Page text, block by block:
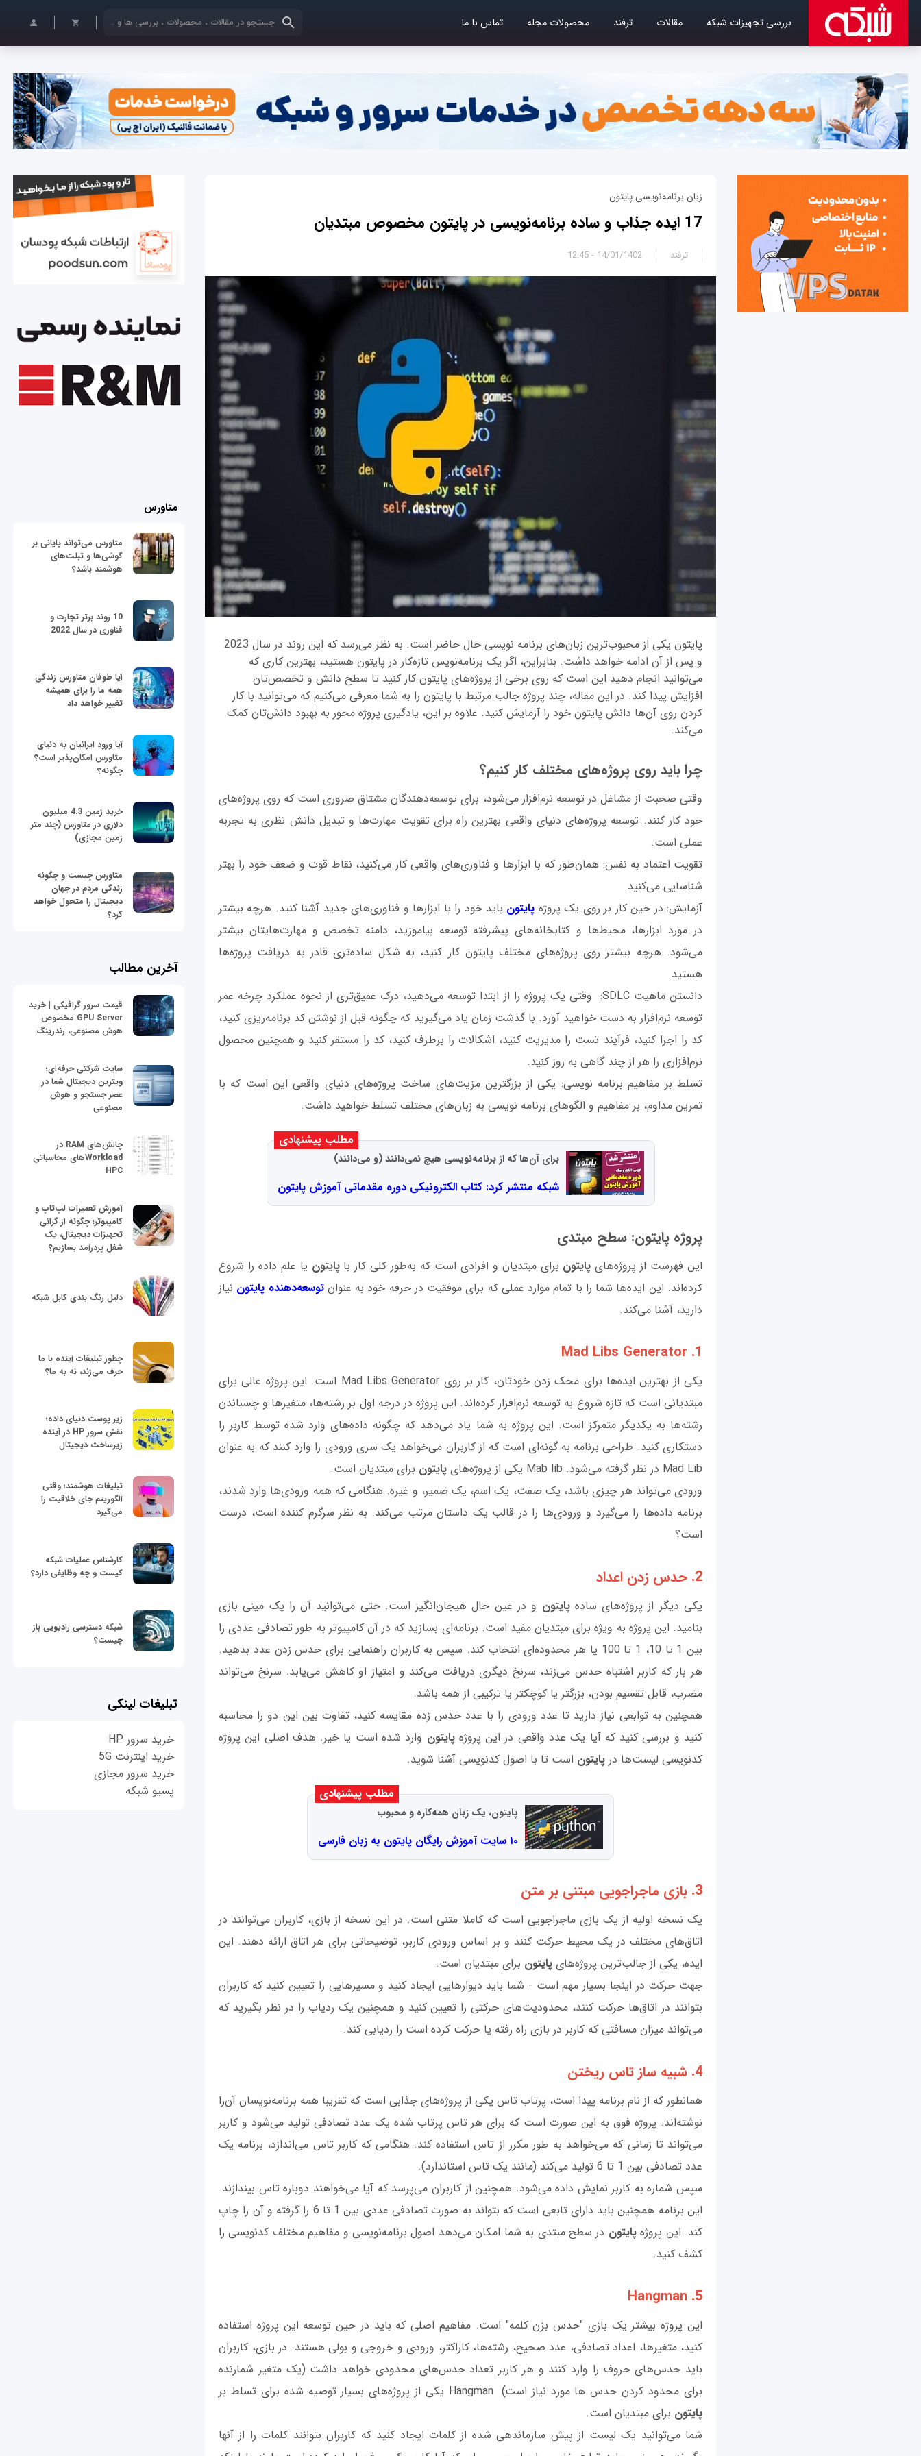
بررسی تجهیزات شبکه مقالات ترفند محصولات مجله تماس با ما کلمات کلیدی خود را وارد کنید
زبان‌ برنامه‌نویسی پایتون
17 ایده جذاب و ساده برنامه‌نویسی در پایتون مخصوص مبتدیان
14/01/1402 - 12:45 ترفند
پایتون یکی از محبوب‌ترین زبان‌های برنامه نویسی حال حاضر است. به نظر می‌رسد که این روند در سال 2023
و پس از آن ادامه خواهد داشت. بنابراین، اگر یک برنامه‌نویس تازه‌کار در پایتون هستید، بهترین کاری که
می‌توانید انجام دهید این است که روی برخی از پروژه‌های پایتون کار کنید تا سطح دانش و تخصص‌تان
افزایش پیدا کند. در این مقاله، چند پروژه جالب مرتبط با پایتون را به شما معرفی می‌کنیم که می‌توانید با کار
کردن روی آن‌ها دانش پایتون خود را آزمایش کنید. علاوه بر این، یادگیری پروژه محور به بهبود دانش‌تان کمک
می‌کند.
چرا باید روی پروژه‌های مختلف کار کنیم؟
وقتی صحبت از مشاغل در توسعه نرم‌افزار می‌شود، برای توسعه‌دهندگان مشتاق ضروری است که روی پروژه‌های
خود کار کنند. توسعه پروژه‌های دنیای واقعی بهترین راه برای تقویت مهارت‌ها و تبدیل دانش نظری به تجربه
عملی است.
تقویت اعتماد به نفس: همان‌طور که با ابزارها و فناوری‌های واقعی کار می‌کنید، نقاط قوت و ضعف خود را بهتر
شناسایی می‌کنید.
آزمایش: در حین کار بر روی یک پروژه پایتون باید خود را با ابزارها و فناوری‌های جدید آشنا کنید. هرچه بیشتر
در مورد ابزارها، محیط‌ها و کتابخانه‌های پیشرفته‌ توسعه بیاموزید، دامنه تخصص‌ و مهارت‌هایتان بیشتر
می‌شود. هرچه بیشتر روی پروژه‌های مختلف پایتون کار کنید، به شکل ساده‌تری قادر به دریافت پروژه‌ها
هستید.
دانستن ماهیت SDLC: وقتی یک پروژه را از ابتدا توسعه می‌دهید، درک عمیق‌تری از نحوه عملکرد چرخه عمر
توسعه نرم‌افزار به دست خواهید آورد. با گذشت زمان یاد می‌گیرید که چگونه قبل از نوشتن کد برنامه‌ریزی کنید،
کد را اجرا کنید، فرآیند تست را مدیریت کنید، اشکالات را برطرف کنید، کد را مستقر کنید و همچنین محصول
نرم‌افزاری را هر از چند گاهی به روز کنید.
تسلط بر مفاهیم برنامه نویسی: یکی از بزرگترین مزیت‌های ساخت پروژه‌های دنیای واقعی این است که با
تمرین مداوم، بر مفاهیم و الگوهای برنامه نویسی به زبان‌های مختلف تسلط خواهید داشت.
مطلب پیشنهادی
برای آن‌ها که از برنامه‌نویسی هیچ نمی‌دانند (و می‌دانند)
شبکه منتشر کرد: کتاب الکترونیکی دوره مقدماتی آموزش پایتون
پروژه پایتون: سطح مبتدی
این فهرست از پروژه‌های پایتون برای مبتدیان و افرادی است که به‌طور کلی کار باپایتون یا علم داده را شروع
کرده‌اند. این ایده‌ها شما را با تمام موارد عملی که برای موفقیت در حرفه خود به عنوان توسعه‌دهنده پایتون نیاز
دارید، آشنا می‌کند.
1. Mad Libs Generator
یکی از بهترین ایده‌ها برای محک زدن خودتان، کار بر روی Mad Libs Generator است. این پروژه عالی برای
مبتدیانی است که تازه شروع به توسعه نرم‌افزار کرده‌اند. این پروژه در درجه اول بر رشته‌ها، متغیرها و چسباندن
رشته‌ها به یکدیگر متمرکز است. این پروژه به شما یاد می‌دهد که چگونه داده‌های وارد شده توسط کاربر را
دستکاری کنید. طراحی برنامه به گونه‌ای است که از کاربران می‌خواهد یک سری ورودی را وارد کنند که به عنوان
Mad Lib در نظر گرفته می‌شود. Mab lib یکی از پروژه‌های
پایتون برای مبتدیان است.
ورودی می‌تواند هر چیزی باشد، یک صفت، یک اسم، یک ضمیر، و غیره. هنگامی که همه ورودی‌ها وارد شدند،
برنامه داده‌ها را می‌گیرد و ورودی‌ها را در قالب یک داستان مرتب می‌کند. به نظر سرگرم کننده است، درست
است؟
2. حدس زدن اعداد
یکی دیگر از پروژه‌های سادهپایتون و در عین حال هیجان‌انگیز است. حتی می‌توانید آن را یک مینی بازی
بنامید. این پروژه به ویژه برای مبتدیان مفید است. برنامه‌ای بسازید که در آن کامپیوتر به طور تصادفی عددی را
بین 1 تا 10، 1 تا 100 یا هر محدوده‌ای انتخاب کند. سپس به کاربران راهنمایی برای حدس زدن عدد بدهید.
هر بار که کاربر اشتباه حدس می‌زند، سرنخ دیگری دریافت می‌کند و امتیاز او کاهش می‌یابد. سرنخ می‌تواند
مضرب، قابل تقسیم بودن، بزرگتر یا کوچکتر یا ترکیبی از همه باشد.
همچنین به توابعی نیاز دارید تا عدد ورودی را با عدد حدس زده مقایسه کنید، تفاوت بین این دو را محاسبه
کنید و بررسی کنید که آیا یک عدد واقعی در این پروژهپایتون وارد شده است یا خیر. هدف اصلی این پروژه
کدنویسی لیست‌ها در پایتون است تا با اصول کدنویسی آشنا شوید.
مطلب پیشنهادی
پایتون، یک زبان همه‌کاره و محبوب
۱۰ سایت آموزش رایگان پایتون به زبان فارسی
3. بازی ماجراجویی مبتنی بر متن
یک نسخه اولیه از یک بازی ماجراجویی است که کاملا متنی است. در این نسخه از بازی، کاربران می‌توانند در
اتاق‌های مختلف در یک محیط حرکت کنند و بر اساس ورودی کاربر، توضیحاتی برای هر اتاق ارائه دهند. این
ایده، یکی از جالب‌ترین پروژه‌های پایتون برای مبتدیان است.
جهت حرکت در اینجا بسیار مهم است - شما باید دیوارهایی ایجاد کنید و مسیرهایی را تعیین کنید که کاربران
بتوانند در اتاق‌ها حرکت کنند، محدودیت‌های حرکتی را تعیین کنید و همچنین یک ردیاب را در نظر بگیرید که
می‌تواند میزان مسافتی که کاربر در بازی راه رفته یا حرکت کرده است را ردیابی کند.
4. شبیه ساز تاس ریختن
همانطور که از نام برنامه پیدا است، پرتاب تاس یکی از پروژه‌های جذابی است که تقریبا همه برنامه‌نویسان آن‌را
نوشته‌اند. پروژه فوق به این صورت است که برای هر تاس پرتاب شده یک عدد تصادفی تولید می‌شود و کاربر
می‌تواند تا زمانی که می‌خواهد به طور مکرر از تاس استفاده کند. هنگامی که کاربر تاس می‌اندازد، برنامه یک
عدد تصادفی بین 1 تا 6 تولید می‌کند (مانند یک تاس استاندارد).
سپس شماره به کاربر نمایش داده می‌شود. همچنین از کاربران می‌پرسد که آیا می‌خواهند دوباره تاس بیندازند.
این برنامه همچنین باید دارای تابعی است که بتواند به صورت تصادفی عددی بین 1 تا 6 را گرفته و آن را چاپ
کند. این پروژهپایتون در سطح مبتدی به شما امکان می‌دهد اصول برنامه‌نویسی و مفاهیم مختلف کدنویسی را
کشف کنید.
5. Hangman
این پروژه بیشتر یک بازی "حدس بزن کلمه" است. مفاهیم اصلی که باید در حین توسعه این پروژه استفاده
کنید، متغیرها، اعداد تصادفی، عدد صحیح، رشته‌ها، کاراکتر، ورودی و خروجی و بولی هستند. در بازی، کاربران
باید حدس‌های حروف را وارد کنند و هر کاربر تعداد حدس‌های محدودی خواهد داشت (یک متغیر شمارنده
برای محدود کردن حدس ها مورد نیاز است). Hangman یکی از پروژه‌های بسیار توصیه شده برای تسلط بر
پایتون برای مبتدیان است.
شما می‌توانید یک لیست از پیش سازماندهی شده از کلمات ایجاد کنید که کاربران بتوانند کلمات را از آنها
متاورس
متاورس می‌تواند پایانی بر
گوشی‌ها و تبلت‌های
هوشمند باشد؟
10 روند برتر تجارت و
فناوری در سال 2022
آیا طوفان متاورس زندگی
همه ما را برای همیشه
تغییر خواهد داد
آیا ورود ایرانیان به دنیای
متاورس امکان‌پذیر است؟
چگونه؟
خرید زمین 4.3 میلیون
دلاری در متاورس (چند متر
زمین مجازی)
متاورس چیست و چگونه
زندگی مردم در جهان
دیجیتال را متحول خواهد
کرد؟
آخرین مطالب
قیمت سرور گرافیکی | خرید
GPU Server مخصوص
هوش مصنوعی، رندرینگ
سایت شرکتی حرفه‌ای؛
ویترین دیجیتال شما در
عصر جستجو و هوش
مصنوعی
چالش‌های RAM در
Workloadهای محاسباتی
HPC
آموزش تعمیرات لپ‌تاپ و
کامپیوتر؛ چگونه از گرانی
تجهیزات دیجیتال، یک
شغل پردرآمد بسازیم؟
دلیل رنگ بندی کابل شبکه
چطور تبلیغات آینده با ما
حرف می‌زند، نه به ما؟
زیر پوست دنیای داده؛
نقش سرور HP در آینده
زیرساخت دیجیتال
تبلیغات هوشمند؛ وقتی
الگوریتم جای خلاقیت را
می‌گیرد
کارشناس عملیات شبکه
کیست و چه وظایفی دارد؟
شبکه دسترسی رادیویی باز
چیست؟
تبلیغات لینکی
خرید سرور HP
خرید اینترنت 5G
خرید سرور مجازی
پسیو شبکه